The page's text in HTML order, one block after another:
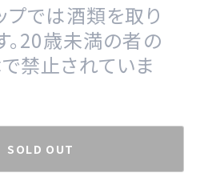
プでは酒類を取り
。20歳未満の者の
禁止されていま
SOLD OUT